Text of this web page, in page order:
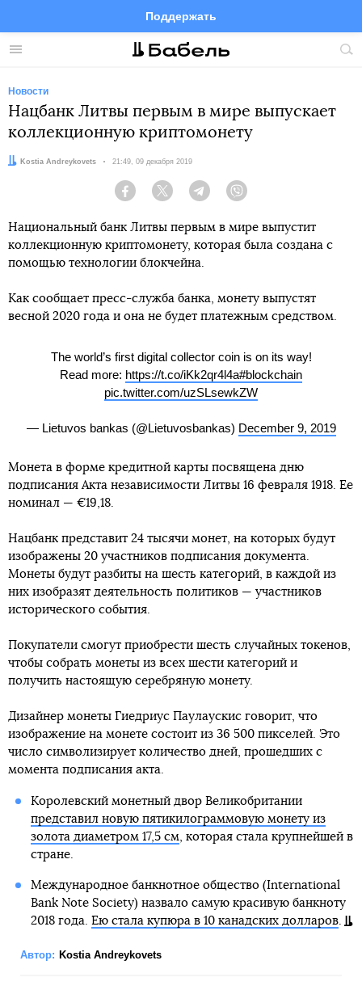
Меню
Поддержать
FacebookTelegramTwitter
Новости
Нацбанк Литвы первым в мире выпускает
коллекционную криптомонету
Автор:Kostia Andreykovets Дата:
21:49, 09 декабря 2019
Facebook Twitter Telegram
Национальный банк Литвы первым в мире выпустит
коллекционную криптомонету, которая была создана с
помощью технологии блокчейна.
Как сообщает пресс-служба банка, монету выпустят
весной 2020 года и она не будет платежным средством.
The world’s first digital collector coin is on its way!
Read more: https://t.co/iKk2qr4l4a#blockchain
pic.twitter.com/uzSLsewkZW
— Lietuvos bankas (@Lietuvosbankas) December 9, 2019
Монета в форме кредитной карты посвящена дню
подписания Акта независимости Литвы 16 февраля 1918. Ее
номинал — €19,18.
Нацбанк представит 24 тысячи монет, на которых будут
изображены 20 участников подписания документа.
Монеты будут разбиты на шесть категорий, в каждой из
них изобразят деятельность политиков — участников
исторического события.
Покупатели смогут приобрести шесть случайных токенов,
чтобы собрать монеты из всех шести категорий и
получить настоящую серебряную монету.
Дизайнер монеты Гиедриус ​​Паулаускис говорит, что
изображение на монете состоит из 36 500 пикселей. Это
число символизирует количество дней, прошедших с
момента подписания акта.
Королевский монетный двор Великобритании
представил новую пятикилограммовую монету из
золота диаметром 17,5 см, которая стала крупнейшей в
стране.
Международное банкнотное общество (International
Bank Note Society) назвало самую красивую банкноту
2018 года. Ею стала купюра в 10 канадских долларов.
Автор: Kostia Andreykovets